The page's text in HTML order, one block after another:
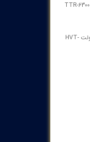
تست تبدیل ترانسفورماتورهای قدرت مدل TTR‑6300
فازمتر دوبل فشار قوی 70 ولت تا 550 کیلوولت HVT-